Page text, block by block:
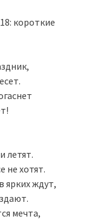
короткие
летят.
не хотят.
ярких ждут,
мечта,